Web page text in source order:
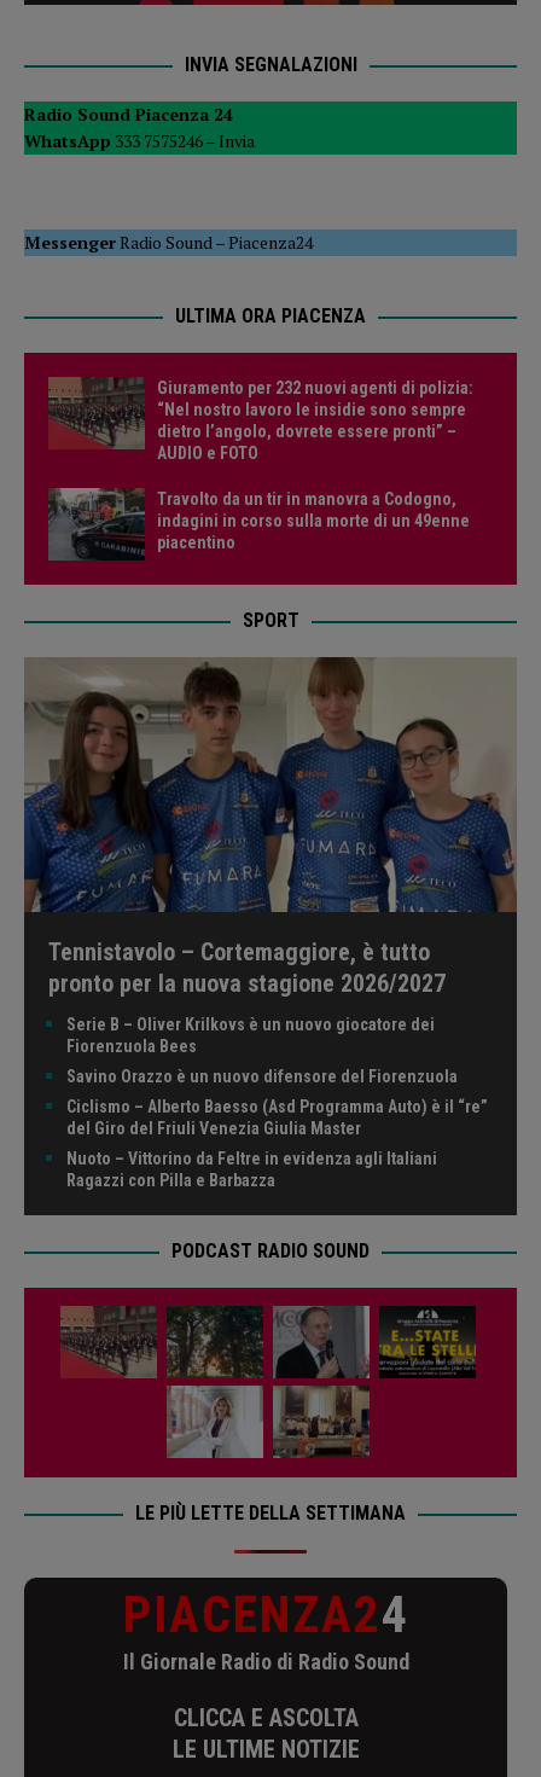
INVIA SEGNALAZIONI
Radio Sound Piacenza 24
WhatsApp 333 7575246 – Invia
MessengerRadio Sound –Piacenza24
ULTIMA ORA PIACENZA
Giuramento per 232 nuovi agenti di polizia:
“Nel nostro lavoro le insidie sono sempre
dietro l’angolo, dovrete essere pronti” –
AUDIO e FOTO
Travolto da un tir in manovra a Codogno,
indagini in corso sulla morte di un 49enne
piacentino
SPORT
Tennistavolo – Cortemaggiore, è tutto
pronto per la nuova stagione 2026/2027
Serie B – Oliver Krilkovs è un nuovo giocatore dei
Fiorenzuola Bees
Savino Orazzo è un nuovo difensore del Fiorenzuola
Ciclismo – Alberto Baesso (Asd Programma Auto) è il “re”
del Giro del Friuli Venezia Giulia Master
Nuoto – Vittorino da Feltre in evidenza agli Italiani
Ragazzi con Pilla e Barbazza
PODCAST RADIO SOUND
LE PIÙ LETTE DELLA SETTIMANA
PIACENZA24
Il Giornale Radio di Radio Sound
CLICCA E ASCOLTA
LE ULTIME NOTIZIE